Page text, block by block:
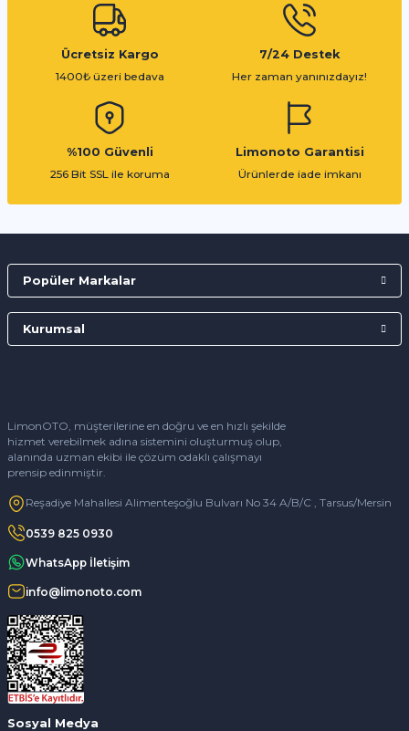
Ücretsiz Kargo
1400₺ üzeri bedava
7/24 Destek
Her zaman yanınızdayız!
%100 Güvenli
256 Bit SSL ile koruma
Limonoto Garantisi
Ürünlerde iade imkanı
LimonOTO, müşterilerine en doğru ve en hızlı şekilde
hizmet verebilmek adına sistemini oluşturmuş olup,
alanında uzman ekibi ile çözüm odaklı çalışmayı
prensip edinmiştir.
Reşadiye Mahallesi Alimenteşoğlu Bulvarı No 34 A/B/C , Tarsus/Mersin
0539 825 0930
WhatsApp İletişim
info@limonoto.com
Popüler Markalar
Kurumsal
Sosyal Medya